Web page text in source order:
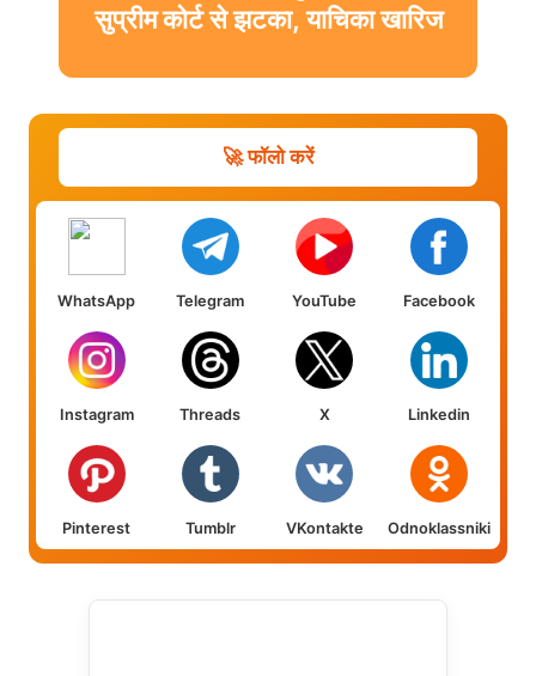
सुप्रीम कोर्ट से झटका, याचिका खारिज
🚀 फॉलो करें
WhatsApp Telegram YouTube Facebook
Instagram Threads X Linkedin
Pinterest Tumblr VKontakte Odnoklassniki